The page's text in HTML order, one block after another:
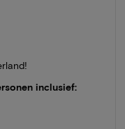
inclusief: